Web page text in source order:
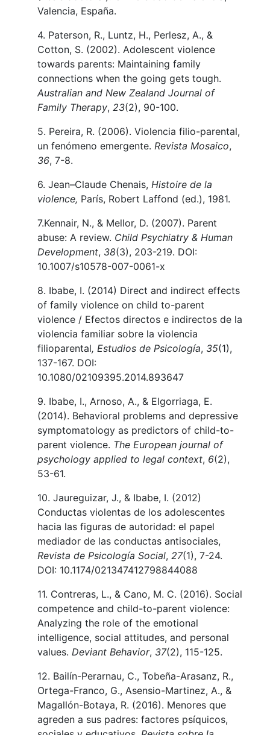
Valencia, España.
4. Paterson, R., Luntz, H., Perlesz, A., &
Cotton, S. (2002). Adolescent violence
towards parents: Maintaining family
connections when the going gets tough.
Australian and New Zealand Journal of
Family Therapy, 23(2), 90-100.
5. Pereira, R. (2006). Violencia filio-parental,
un fenómeno emergente. Revista Mosaico,
36, 7-8.
6. Jean–Claude Chenais, Histoire de la
violence, París, Robert Laffond (ed.), 1981.
7.Kennair, N., & Mellor, D. (2007). Parent
abuse: A review. Child Psychiatry & Human
Development, 38(3), 203-219. DOI:
10.1007/s10578-007-0061-x
8. Ibabe, I. (2014) Direct and indirect effects
of family violence on child to-parent
violence / Efectos directos e indirectos de la
violencia familiar sobre la violencia
filioparental, Estudios de Psicología, 35(1),
137-167. DOI:
10.1080/02109395.2014.893647
9. Ibabe, I., Arnoso, A., & Elgorriaga, E.
(2014). Behavioral problems and depressive
symptomatology as predictors of child-to-
parent violence. The European journal of
psychology applied to legal context, 6(2),
53-61.
10. Jaureguizar, J., & Ibabe, I. (2012)
Conductas violentas de los adolescentes
hacia las figuras de autoridad: el papel
mediador de las conductas antisociales,
Revista de Psicología Social, 27(1), 7-24.
DOI: 10.1174/021347412798844088
11. Contreras, L., & Cano, M. C. (2016). Social
competence and child-to-parent violence:
Analyzing the role of the emotional
intelligence, social attitudes, and personal
values. Deviant Behavior, 37(2), 115-125.
12. Bailín-Perarnau, C., Tobeña-Arasanz, R.,
Ortega-Franco, G., Asensio-Martinez, A., &
Magallón-Botaya, R. (2016). Menores que
agreden a sus padres: factores psíquicos,